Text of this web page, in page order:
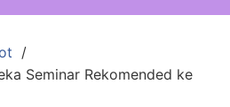
Seminar Rekomended ke